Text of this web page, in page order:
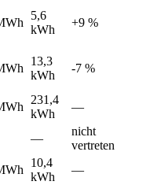
5,6
kWh
+9 %
13,3
kWh
-7 %
231,4
kWh
—
—
nicht
vertreten
10,4
kWh
—